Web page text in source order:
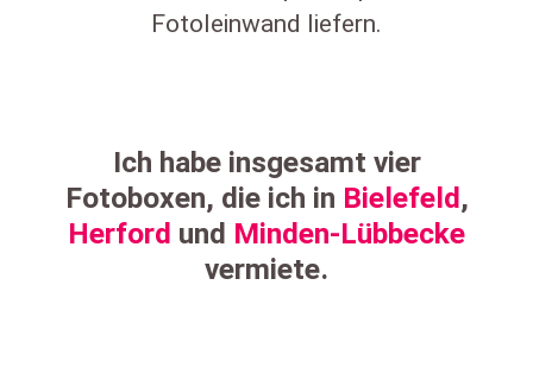
Fotoleinwand liefern.
Ich habe insgesamt vier
Fotoboxen, die ich in Bielefeld,
Herford und Minden-Lübbecke
vermiete.